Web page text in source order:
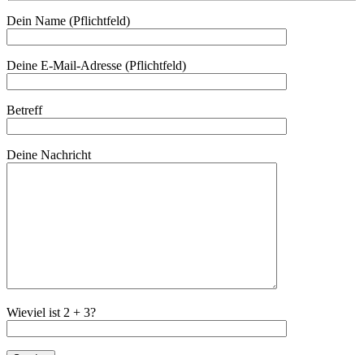
Dein Name (Pflichtfeld)
Deine E-Mail-Adresse (Pflichtfeld)
Betreff
Deine Nachricht
Wieviel ist 2 + 3?